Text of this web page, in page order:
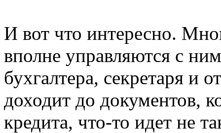
И вот что интересно.
вполне управляются с
бухгалтера, секретаря и
доходит до документов,
кредита, что-то идет не